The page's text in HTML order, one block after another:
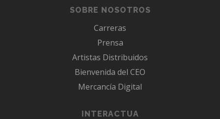
SOBRE NOSOTROS
Carreras
Prensa
Artistas Distribuidos
Bienvenida del CEO
Mercancía Digital
INTERACTUA